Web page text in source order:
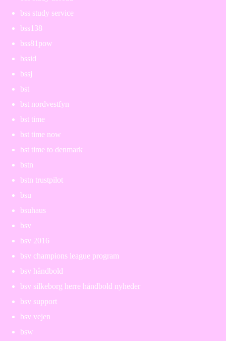
bss study service
bss138
bss81pow
bssid
bssj
bst
bst nordvestfyn
bst time
bst time now
bst time to denmark
bstn
bstn trustpilot
bsu
bsuhaus
bsv
bsv 2016
bsv champions league program
bsv håndbold
bsv silkeborg herre håndbold nyheder
bsv support
bsv vejen
bsw